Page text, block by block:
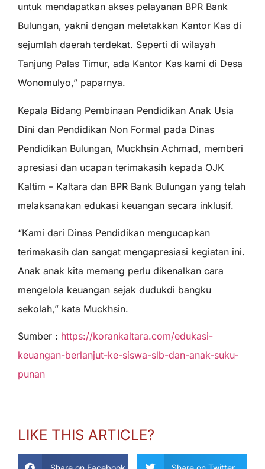
untuk mendapatkan akses pelayanan BPR Bank
Bulungan, yakni dengan meletakkan Kantor Kas di
sejumlah daerah terdekat. Seperti di wilayah
Tanjung Palas Timur, ada Kantor Kas kami di Desa
Wonomulyo,” paparnya.
Kepala Bidang Pembinaan Pendidikan Anak Usia
Dini dan Pendidikan Non Formal pada Dinas
Pendidikan Bulungan, Muckhsin Achmad, memberi
apresiasi dan ucapan terimakasih kepada OJK
Kaltim – Kaltara dan BPR Bank Bulungan yang telah
melaksanakan edukasi keuangan secara inklusif.
“Kami dari Dinas Pendidikan mengucapkan
terimakasih dan sangat mengapresiasi kegiatan ini.
Anak anak kita memang perlu dikenalkan cara
mengelola keuangan sejak dudukdi bangku
sekolah,” kata Muckhsin.
Sumber : https://korankaltara.com/edukasi-
keuangan-berlanjut-ke-siswa-slb-dan-anak-suku-
punan
LIKE THIS ARTICLE?